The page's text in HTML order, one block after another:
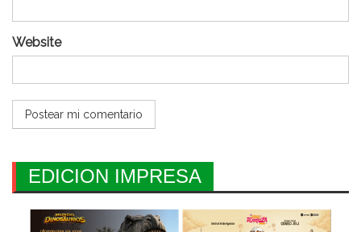
Website
EDICION IMPRESA